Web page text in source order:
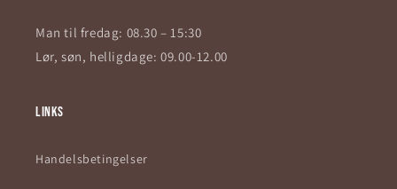
Man til fredag: 08.30 – 15:30
Lør, søn, helligdage: 09.00-12.00
Links
Handelsbetingelser